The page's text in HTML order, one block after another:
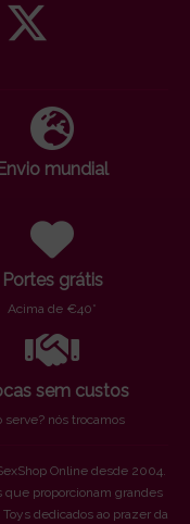
Envio mundial
Portes grátis
Acima de €40*
sem custos
serve? nós trocamos
Online desde 2004.
que proporcionam grandes
dedicados ao prazer da